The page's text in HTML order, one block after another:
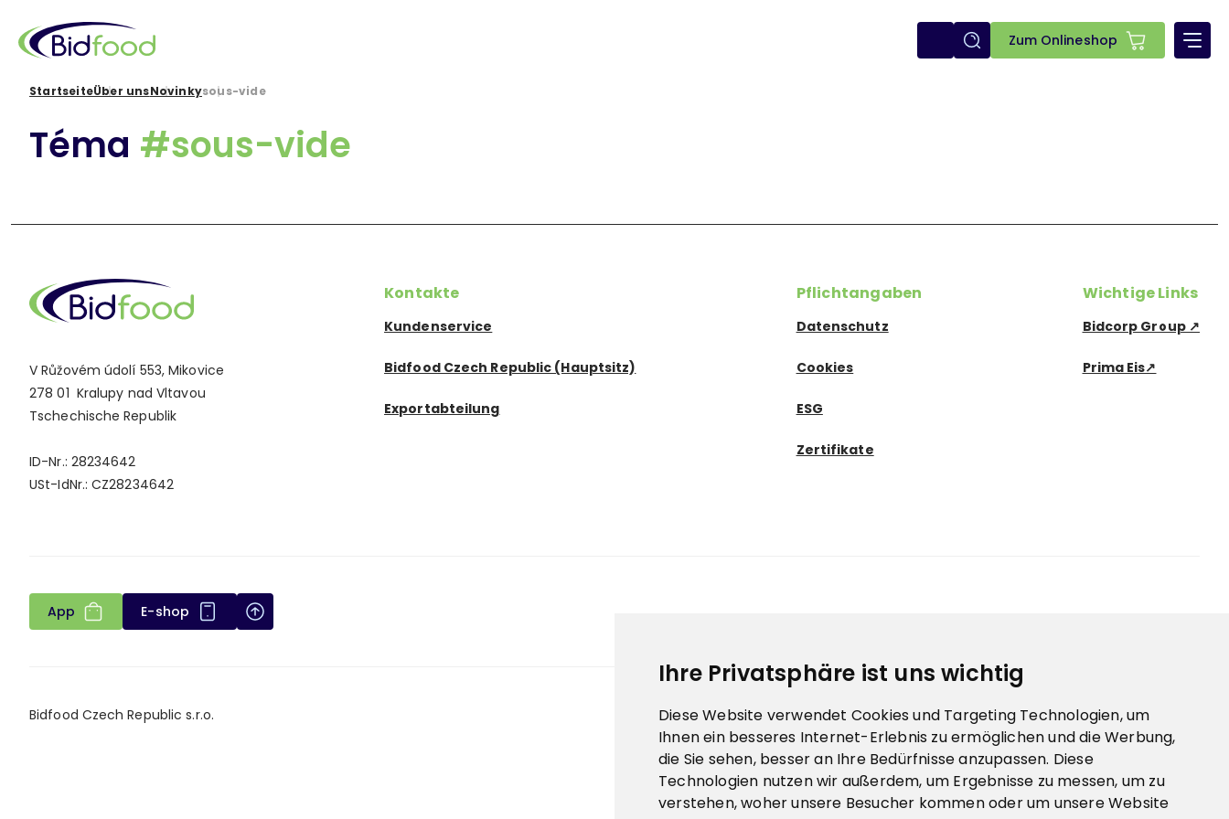
Ihre Privatsphäre ist uns wichtig
Diese Website verwendet Cookies und Targeting Technologien, um
Ihnen ein besseres Internet-Erlebnis zu ermöglichen und die Werbung,
die Sie sehen, besser an Ihre Bedürfnisse anzupassen. Diese
Technologien nutzen wir außerdem, um Ergebnisse zu messen, um zu
verstehen, woher unsere Besucher kommen oder um unsere Website
zum
Inhalt
E-
Zum Onlineshop
Pfadnavigation
StartseiteÜber unsNovinkysous-vide
Téma #sous-vide
V Růžovém údolí 553, Mikovice
278 01 Kralupy nad Vltavou
Tschechische Republik
ID-Nr.: 28234642
USt-IdNr.: CZ28234642
Kontakte
Kundenservice
Bidfood Czech Republic (Hauptsitz)
Exportabteilung
Pflichtangaben
Datenschutz
Cookies
ESG
Zertifikate
Wichtige Links
Bidcorp Group ↗
Prima Eis↗
App E-shop
Bidfood Czech Republic s.r.o.